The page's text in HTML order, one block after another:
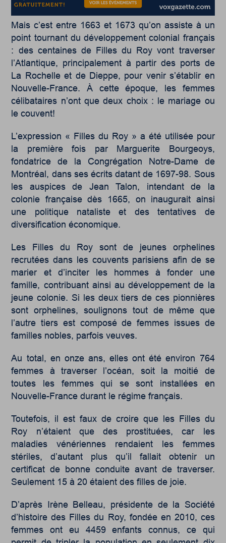
Mais c’est entre 1663 et 1673 qu’on assiste à un
point tournant du développement colonial français
: des centaines de Filles du Roy vont traverser
l’Atlantique, principalement à partir des ports de
La Rochelle et de Dieppe, pour venir s’établir en
Nouvelle-France. À cette époque, les femmes
célibataires n’ont que deux choix : le mariage ou
le couvent!
L’expression « Filles du Roy » a été utilisée pour
la première fois par Marguerite Bourgeoys,
fondatrice de la Congrégation Notre-Dame de
Montréal, dans ses écrits datant de 1697-98. Sous
les auspices de Jean Talon, intendant de la
colonie française dès 1665, on inaugurait ainsi
une politique nataliste et des tentatives de
diversification économique.
Les Filles du Roy sont de jeunes orphelines
recrutées dans les couvents parisiens afin de se
marier et d’inciter les hommes à fonder une
famille, contribuant ainsi au développement de la
jeune colonie. Si les deux tiers de ces pionnières
sont orphelines, soulignons tout de même que
l’autre tiers est composé de femmes issues de
familles nobles, parfois veuves.
Au total, en onze ans, elles ont été environ 764
femmes à traverser l’océan, soit la moitié de
toutes les femmes qui se sont installées en
Nouvelle-France durant le régime français.
Toutefois, il est faux de croire que les Filles du
Roy n’étaient que des prostituées, car les
maladies vénériennes rendaient les femmes
stériles, d’autant plus qu’il fallait obtenir un
certificat de bonne conduite avant de traverser.
Seulement 15 à 20 étaient des filles de joie.
D’après Irène Belleau, présidente de la Société
d’histoire des Filles du Roy, fondée en 2010, ces
femmes ont eu 4459 enfants connus, ce qui